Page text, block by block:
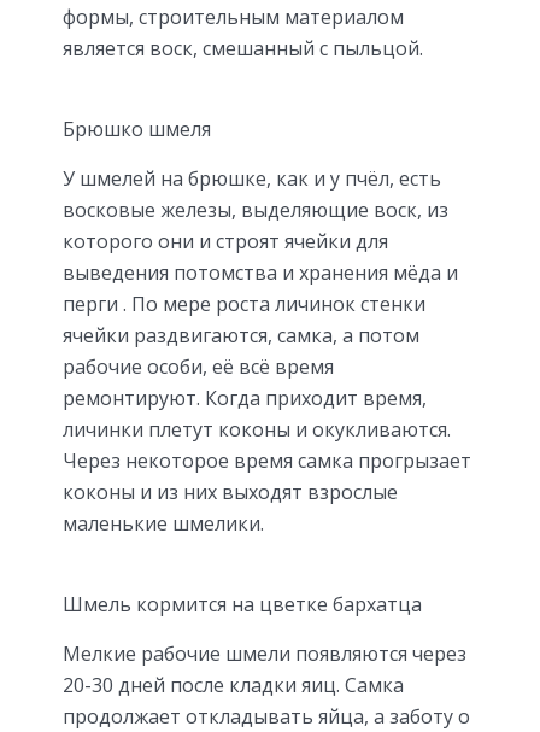
формы, строительным материалом
является воск, смешанный с пыльцой.
Брюшко шмеля
У шмелей на брюшке, как и у пчёл, есть
восковые железы, выделяющие воск, из
которого они и строят ячейки для
выведения потомства и хранения мёда и
перги . По мере роста личинок стенки
ячейки раздвигаются, самка, а потом
рабочие особи, её всё время
ремонтируют. Когда приходит время,
личинки плетут коконы и окукливаются.
Через некоторое время самка прогрызает
коконы и из них выходят взрослые
маленькие шмелики.
Шмель кормится на цветке бархатца
Мелкие рабочие шмели появляются через
20-30 дней после кладки яиц. Самка
продолжает откладывать яйца, а заботу о